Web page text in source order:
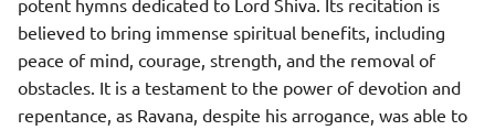
potent hymns dedicated to Lord Shiva. Its recitation is
believed to bring immense spiritual benefits, including
peace of mind, courage, strength, and the removal of
obstacles. It is a testament to the power of devotion and
repentance, as Ravana, despite his arrogance, was able to